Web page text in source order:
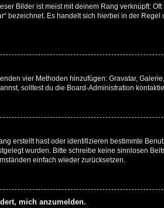
Bilder ist meist mit deinem Rang verknüpft:
bezeichnet. Es handelt sich hierbei in der
vier Methoden hinzufügen: Gravatar,
solltest du die Board-Administration
erstellt hast oder identifizieren bestimmte
wurden. Bitte schreibe keine sinnlosen
einfach wieder zurücksetzen.
mich anzumelden.